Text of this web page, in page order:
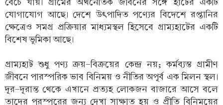
যোগাযোগ আছে। দেশে উৎপাদিত পণ্যের বিদেশে রপ্তানির
ক্ষেত্রেও সমগ্র প্রক্রিয়ার মাধ্যমস্থল হিসেবে গ্রাম্যহাটের একটি
বিশেষ ভূমিকা আছে।
গ্রাম্যহাট শুধু পণ্য ক্রয়-বিক্রয়ের কেন্দ্র নয়; কর্মব্যস্ত গ্রামীণ
জীবনে পারস্পরিক ভাব বিনিময় ও নীতির অপূর্ব এক মিলন স্থল।
দূর-দূরান্ত থেকে এখানে প্রত্যহ লোকজন বাজারে আসে বলে
তাদের পরস্পরের জন্য দেখা সাক্ষাত হয় ও প্রীতি বিনিময়ের